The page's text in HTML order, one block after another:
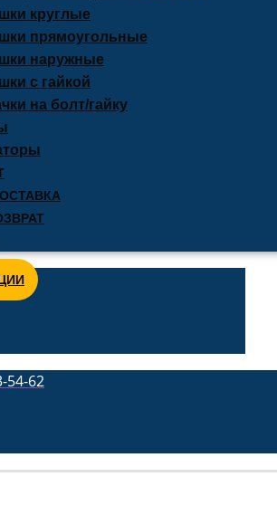
круглые
прямоугольные
наружные
с гайкой
на болт/гайку
54-62